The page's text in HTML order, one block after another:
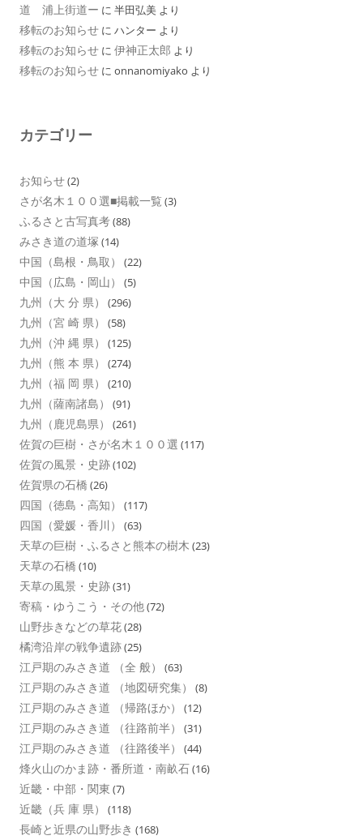
道 浦上街道ー に 半田弘美 より
移転のお知らせ に ハンター より
移転のお知らせ に 伊神正太郎 より
移転のお知らせ に onnanomiyako より
カテゴリー
お知らせ(2)
さが名木１００選■掲載一覧 (3)
ふるさと古写真考(88)
みさき道の道塚 (14)
中国（島根・鳥取） (22)
中国（広島・岡山） (5)
九州（大 分 県） (296)
九州（宮 崎 県） (58)
九州（沖 縄 県） (125)
九州（熊 本 県） (274)
九州（福 岡 県） (210)
九州（薩南諸島） (91)
九州（鹿児島県） (261)
佐賀の巨樹・さが名木１００選 (117)
佐賀の風景・史跡(102)
佐賀県の石橋 (26)
四国（徳島・高知） (117)
四国（愛媛・香川） (63)
天草の巨樹・ふるさと熊本の樹木 (23)
天草の石橋 (10)
天草の風景・史跡(31)
寄稿・ゆうこう・その他(72)
山野歩きなどの草花(28)
橘湾沿岸の戦争遺跡(25)
江戸期のみさき道 （全 般） (63)
江戸期のみさき道 （地図研究集） (8)
江戸期のみさき道 （帰路ほか） (12)
江戸期のみさき道 （往路前半） (31)
江戸期のみさき道 （往路後半） (44)
烽火山のかま跡・番所道・南畝石(16)
近畿・中部・関東 (7)
近畿（兵 庫 県） (118)
長崎と近県の山野歩き (168)